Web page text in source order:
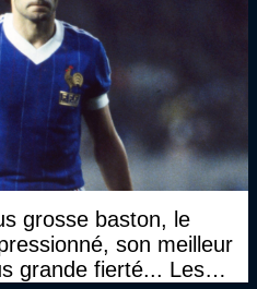
grosse baston, le
son meilleur
grande fierté... Les